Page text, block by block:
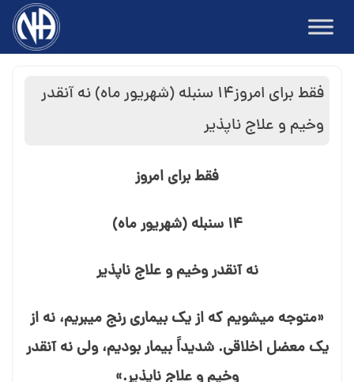
content
فقط برای امروز۱۴ سنبله (شهریور ماه) نه آنقدر
وخیم و علاج⁯ ناپذیر
فقط برای امروز
۱۴ سنبله (شهریور ماه)
نه آنقدر وخیم و علاج⁯ ناپذیر
«متوجه می⁯شویم که از یک بیماری رنج می⁯بریم، نه از
یک معضل اخلاقی. شدیداً بیمار بودیم، ولی نه آنقدر